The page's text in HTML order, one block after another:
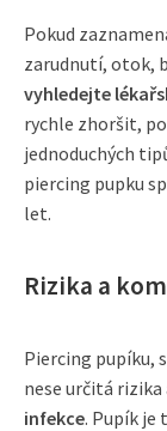
Pokud
zarudnutí, otok,
vyhledejte
rychle zhoršit,
jednoduchých
piercing pupku
let.
Rizika a
Piercing pupíku,
nese určitá
infekce. Pupík je